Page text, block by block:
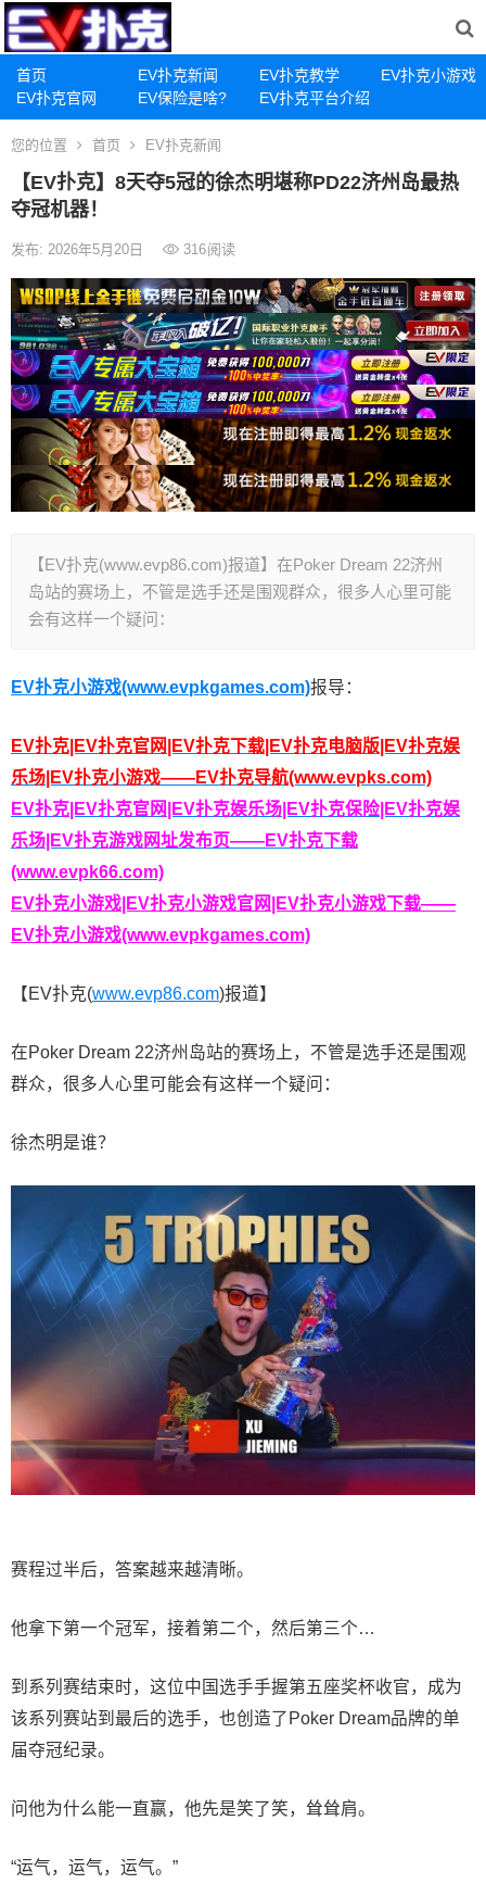
首页 EV扑克新闻 EV扑克教学
EV扑克小游戏
EV扑克官网
EV保险是啥? EV扑克平台介绍
您的位置 首页 EV扑克新闻
【EV扑克】8天夺5冠的徐杰明堪称PD22济州岛最热
夺冠机器！
发布: 2026年5月20日 316阅读
【EV扑克(www.evp86.com)报道】在Poker Dream 22济州
岛站的赛场上，不管是选手还是围观群众，很多人心里可能
会有这样一个疑问：
EV扑克小游戏(www.evpkgames.com)报导：
EV扑克|EV扑克官网|EV扑克下载|EV扑克电脑版|EV扑克娱
乐场|EV扑克小游戏——EV扑克导航(www.evpks.com)
EV扑克|EV扑克官网|EV扑克娱乐场|EV扑克保险|EV扑克娱
乐场|EV扑克游戏网址发布页——EV扑克下载
(www.evpk66.com)
EV扑克小游戏|EV扑克小游戏官网|EV扑克小游戏下载——
EV扑克小游戏(www.evpkgames.com)
【EV扑克(www.evp86.com)报道】
在Poker Dream 22济州岛站的赛场上，不管是选手还是围观
群众，很多人心里可能会有这样一个疑问：
徐杰明是谁？
赛程过半后，答案越来越清晰。
他拿下第一个冠军，接着第二个，然后第三个…
到系列赛结束时，这位中国选手手握第五座奖杯收官，成为
该系列赛站到最后的选手，也创造了Poker Dream品牌的单
届夺冠纪录。
问他为什么能一直赢，他先是笑了笑，耸耸肩。
“运气，运气，运气。”